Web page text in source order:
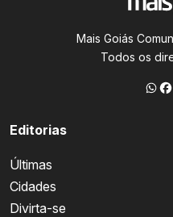
Mais Goiás
Todos os
Editorias
Últimas
Cidades
Divirta-se